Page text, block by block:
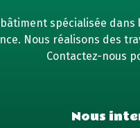
spécialisée
Nous réalisons des
Contactez-nous
Nous